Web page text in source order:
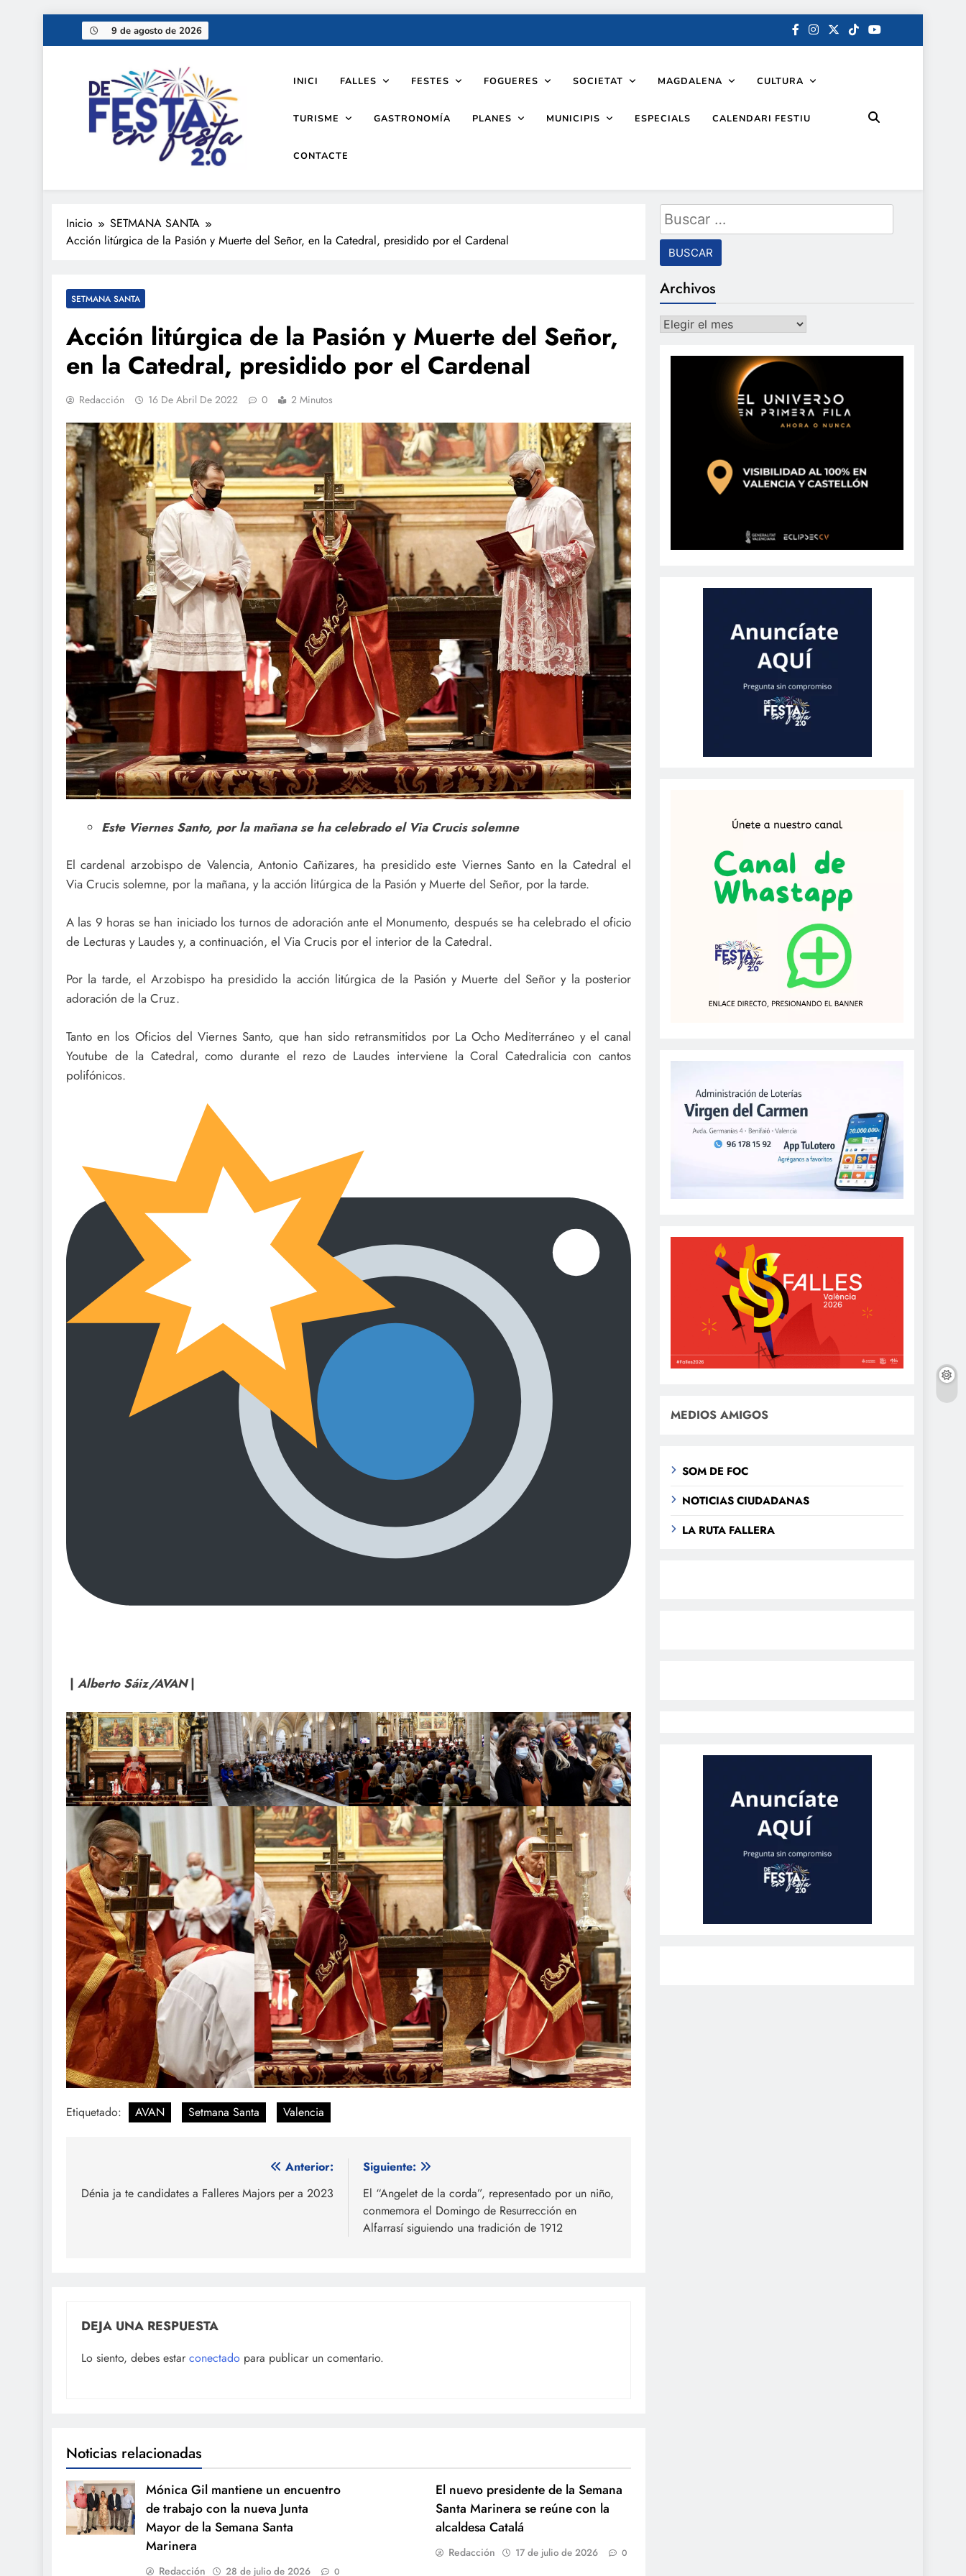
9 de agosto de 2026
De festa en festa 2.0
INICI FALLES FESTES FOGUERES SOCIETAT MAGDALENA CULTURA
TURISME GASTRONOMÍA PLANES MUNICIPIS ESPECIALS CALENDARI FESTIU
CONTACTE
Inicio
SETMANA SANTA
Acción litúrgica de la Pasión y Muerte del Señor, en la Catedral, presidido por el Cardenal
SETMANA SANTA
Acción litúrgica de la Pasión y Muerte del Señor,
en la Catedral, presidido por el Cardenal
Redacción 16 De Abril De 2022 0 2 Minutos
Este Viernes Santo, por la mañana se ha celebrado el Via Crucis solemne
El cardenal arzobispo de Valencia, Antonio Cañizares, ha presidido este Viernes Santo en la Catedral el
Via Crucis solemne, por la mañana, y la acción litúrgica de la Pasión y Muerte del Señor, por la tarde.
A las 9 horas se han iniciado los turnos de adoración ante el Monumento, después se ha celebrado el oficio
de Lecturas y Laudes y, a continuación, el Via Crucis por el interior de la Catedral.
Por la tarde, el Arzobispo ha presidido la acción litúrgica de la Pasión y Muerte del Señor y la posterior
adoración de la Cruz.
Tanto en los Oficios del Viernes Santo, que han sido retransmitidos por La Ocho Mediterráneo y el canal
Youtube de la Catedral, como durante el rezo de Laudes interviene la Coral Catedralicia con cantos
polifónicos.
| Alberto Sáiz/AVAN|
Etiquetado: AVAN Setmana Santa Valencia
de
Anterior:
Dénia ja te candidates a Falleres Majors per a 2023
Siguiente:
El “Angelet de la corda”, representado por un niño,
conmemora el Domingo de Resurrección en
Alfarrasí siguiendo una tradición de 1912
DEJA UNA RESPUESTA
Lo siento, debes estar conectado para publicar un comentario.
Noticias relacionadas
Mónica Gil mantiene un encuentro
de trabajo con la nueva Junta
Mayor de la Semana Santa
Marinera
Redacción 28 de julio de 2026 0
El nuevo presidente de la Semana
Santa Marinera se reúne con la
alcaldesa Catalá
Redacción 17 de julio de 2026 0
Buscar:
Archivos
Archivos
MEDIOS AMIGOS
SOM DE FOC
NOTICIAS CIUDADANAS
LA RUTA FALLERA